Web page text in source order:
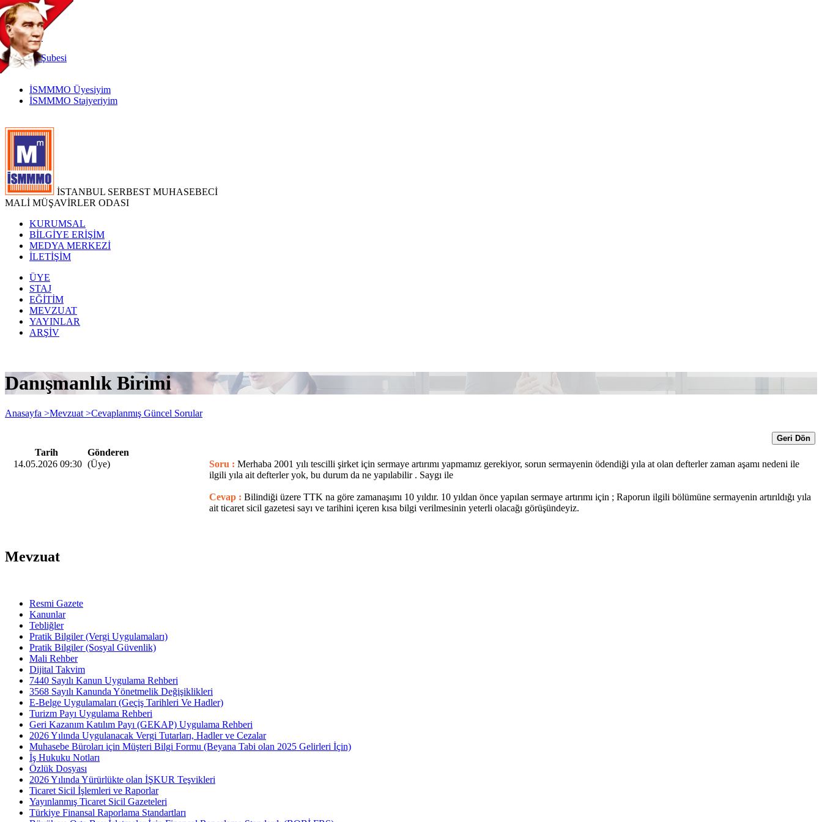
TR
|
EN
İnternetŞubesi
İSMMMO Üyesiyim
İSMMMO Stajyeriyim
İSTANBUL SERBEST MUHASEBECİ
MALİ MÜŞAVİRLER ODASI
KURUMSAL
BİLGİYE ERİŞİM
MEDYA MERKEZİ
İLETİŞİM
ÜYE
STAJ
EĞİTİM
MEVZUAT
YAYINLAR
ARŞİV
Danışmanlık Birimi
Anasayfa >Mevzuat >Cevaplanmış Güncel Sorular
Geri Dön
Tarih
Gönderen
14.05.2026 09:30 (Üye) Soru : Merhaba 2001 yılı tescilli şirket için sermaye artırımı yapmamız gerekiyor, sorun sermayenin ödendiği yıla at olan defterler zaman aşamı nedeni ile
ilgili yıla ait defterler yok, bu durum da ne yapılabilir . Saygı ile
Cevap : Bilindiği üzere TTK na göre zamanaşımı 10 yıldır. 10 yıldan önce yapılan sermaye artırımı için ; Raporun ilgili bölümüne sermayenin artırıldığı yıla
ait ticaret sicil gazetesi sayı ve tarihini içeren kısa bilgi verilmesinin yeterli olacağı görüşündeyiz.
Mevzuat
Resmi Gazete
Kanunlar
Tebliğler
Pratik Bilgiler (Vergi Uygulamaları)
Pratik Bilgiler (Sosyal Güvenlik)
Mali Rehber
Dijital Takvim
7440 Sayılı Kanun Uygulama Rehberi
3568 Sayılı Kanunda Yönetmelik Değişiklikleri
E-Belge Uygulamaları (Geçiş Tarihleri Ve Hadler)
Turizm Payı Uygulama Rehberi
Geri Kazanım Katılım Payı (GEKAP) Uygulama Rehberi
2026 Yılında Uygulanacak Vergi Tutarları, Hadler ve Cezalar
Muhasebe Büroları için Müşteri Bilgi Formu (Beyana Tabi olan 2025 Gelirleri İçin)
İş Hukuku Notları
Özlük Dosyası
2026 Yılında Yürürlükte olan İŞKUR Teşvikleri
Ticaret Sicil İşlemleri ve Raporlar
Yayınlanmış Ticaret Sicil Gazeteleri
Türkiye Finansal Raporlama Standartları